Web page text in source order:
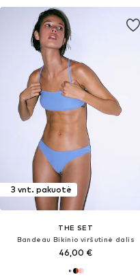
3 vnt. pakuotė
THE SET
Bandeau Bikinio viršutinė dalis
46,00 €